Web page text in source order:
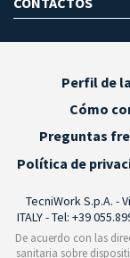
Perfil de
Cómo
Preguntas
Política de
TecniWork S.p.A. -
ITALY - Tel: +39
De acuerdo con las
sanitaria sobre